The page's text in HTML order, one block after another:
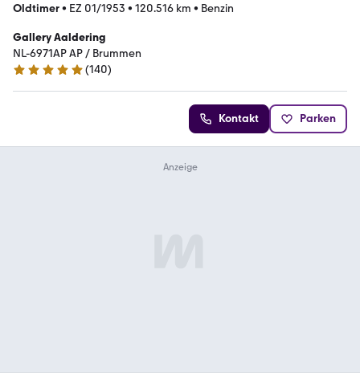
Oldtimer• EZ 01/1953 • 120.516 km • Benzin
Gallery Aaldering
NL-6971AP AP / Brummen
4.8 Sterne
(140)
Kontakt Parken